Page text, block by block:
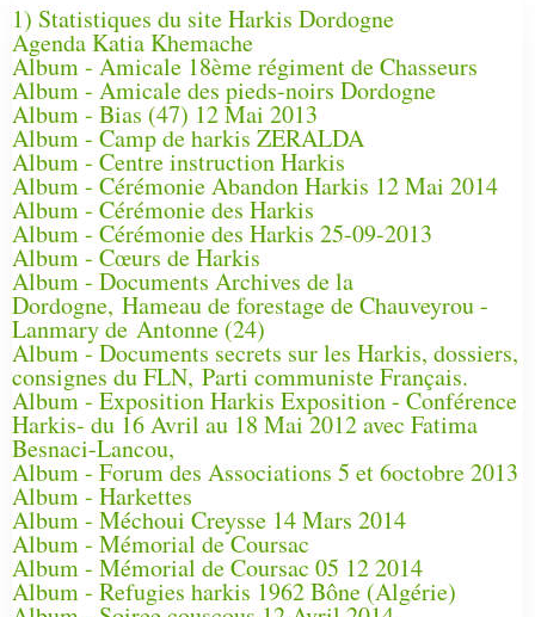
1) Statistiques du site Harkis Dordogne
Agenda Katia Khemache
Album - Amicale 18ème régiment de Chasseurs
Album - Amicale des pieds-noirs Dordogne
Album - Bias (47) 12 Mai 2013
Album - Camp de harkis ZERALDA
Album - Centre instruction Harkis
Album - Cérémonie Abandon Harkis 12 Mai 2014
Album - Cérémonie des Harkis
Album - Cérémonie des Harkis 25-09-2013
Album - Cœurs de Harkis
Album - Documents Archives de la
Dordogne, Hameau de forestage de Chauveyrou -
Lanmary de Antonne (24)
Album - Documents secrets sur les Harkis, dossiers,
consignes du FLN, Parti communiste Français.
Album - Exposition Harkis Exposition - Conférence
Harkis- du 16 Avril au 18 Mai 2012 avec Fatima
Besnaci-Lancou,
Album - Forum des Associations 5 et 6octobre 2013
Album - Harkettes
Album - Méchoui Creysse 14 Mars 2014
Album - Mémorial de Coursac
Album - Mémorial de Coursac 05 12 2014
Album - Refugies harkis 1962 Bône (Algérie)